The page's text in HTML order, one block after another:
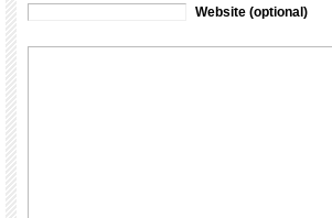
Website (optional)